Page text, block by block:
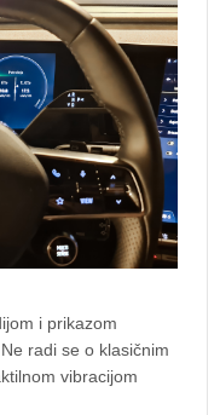
i prikazom
radi se o klasičnim
vibracijom